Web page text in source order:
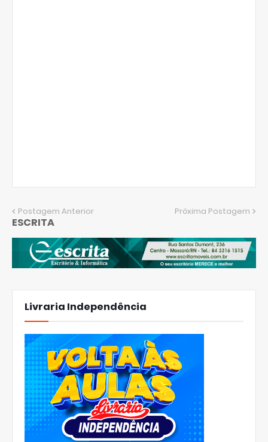
Postagem Anterior Próxima Postagem
ESCRITA
Livraria Independência